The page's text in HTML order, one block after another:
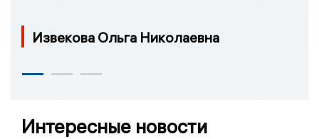
Извекова Ольга Николаевна
Интересные новости